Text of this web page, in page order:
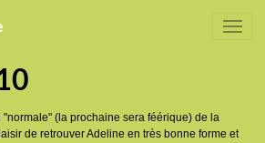
(la prochaine sera féérique) de la
de retrouver Adeline en très bonne forme et